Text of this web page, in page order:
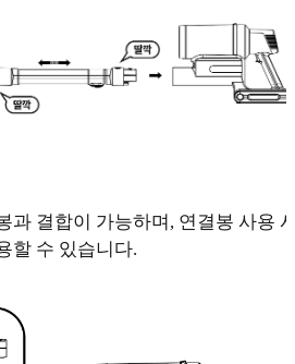
과 결합이 가능하며, 연결봉 사용
할 수 있습니다.